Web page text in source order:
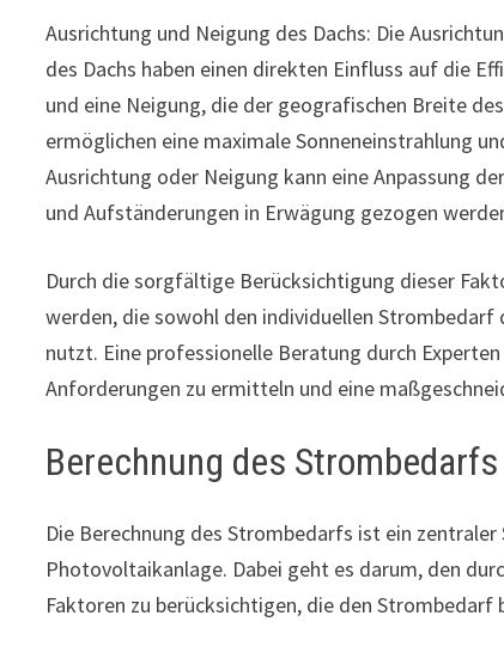
Ausrichtung und Neigung des Dachs: Die
des Dachs haben einen direkten Einfluss auf die
und eine Neigung, die der geografischen Breite
ermöglichen eine maximale Sonneneinstrahlung
Ausrichtung oder Neigung kann eine Anpassung
und Aufständerungen in Erwägung gezogen
Durch die sorgfältige Berücksichtigung dieser
werden, die sowohl den individuellen Strombedarf
nutzt. Eine professionelle Beratung durch
Anforderungen zu ermitteln und eine
Berechnung des Strombedarfs
Die Berechnung des Strombedarfs ist ein
Photovoltaikanlage. Dabei geht es darum, den
Faktoren zu berücksichtigen, die den Strombedarf